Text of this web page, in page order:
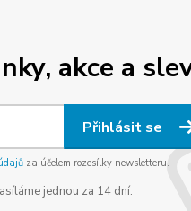
akce a
Přihlásit se
za účelem rozesílky newsletteru.
jednou za 14 dní.